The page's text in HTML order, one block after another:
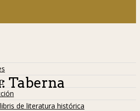
de literatura histórica
Taberna